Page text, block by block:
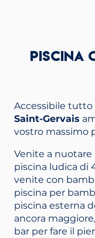
PISCINA
Accessibile tutto
Saint-Gervais
vostro massimo
Venite a nuotare
piscina ludica di
venite con
piscina per
piscina esterna
ancora
bar per fare il